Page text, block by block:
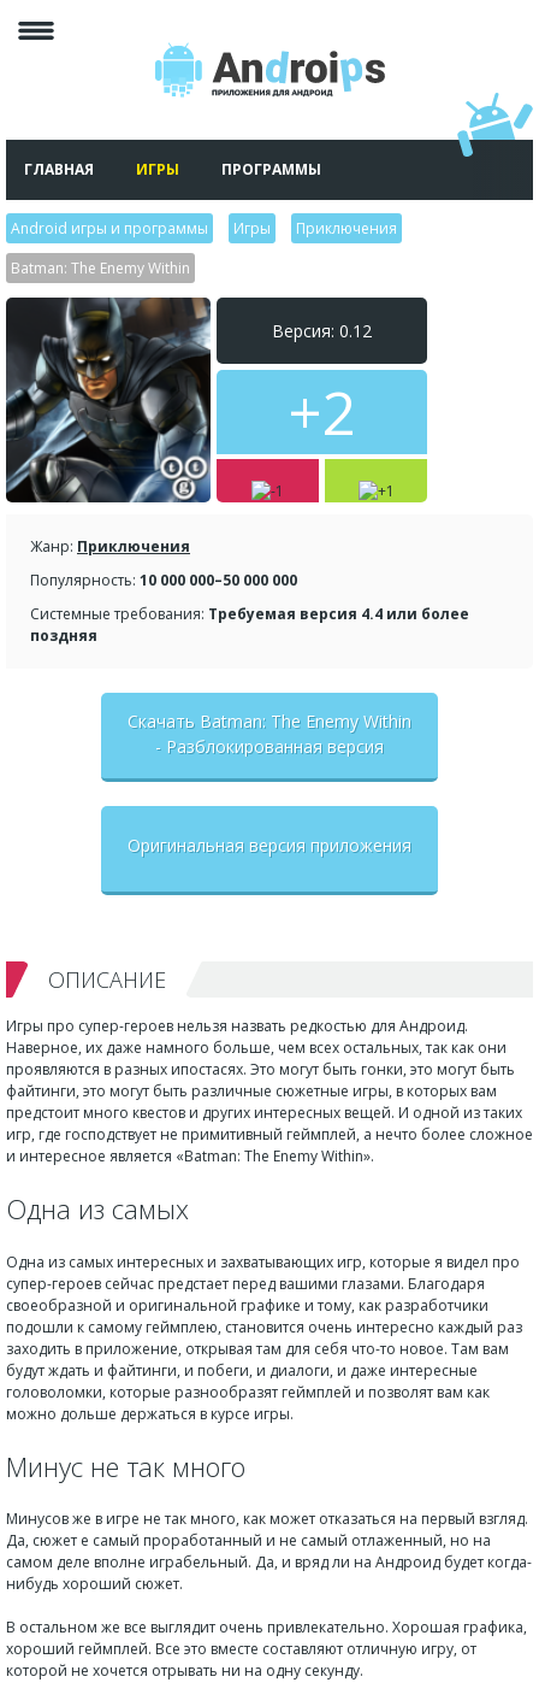
ГЛАВНАЯ ИГРЫ ПРОГРАММЫ
Android игры и программы Игры Приключения
Batman: The Enemy Within
Версия: 0.12
+2
Жанр: Приключения
Популярность: 10 000 000–50 000 000
Системные требования: Требуемая версия 4.4 или более
поздняя
Скачать Batman: The Enemy Within
- Разблокированная версия
Оригинальная версия приложения
ОПИСАНИЕ
Игры про супер-героев нельзя назвать редкостью для Андроид.
Наверное, их даже намного больше, чем всех остальных, так как они
проявляются в разных ипостасях. Это могут быть гонки, это могут быть
файтинги, это могут быть различные сюжетные игры, в которых вам
предстоит много квестов и других интересных вещей. И одной из таких
игр, где господствует не примитивный геймплей, а нечто более сложное
и интересное является «Batman: The Enemy Within».
Одна из самых
Одна из самых интересных и захватывающих игр, которые я видел про
супер-героев сейчас предстает перед вашими глазами. Благодаря
своеобразной и оригинальной графике и тому, как разработчики
подошли к самому геймплею, становится очень интересно каждый раз
заходить в приложение, открывая там для себя что-то новое. Там вам
будут ждать и файтинги, и побеги, и диалоги, и даже интересные
головоломки, которые разнообразят геймплей и позволят вам как
можно дольше держаться в курсе игры.
Минус не так много
Минусов же в игре не так много, как может отказаться на первый взгляд.
Да, сюжет е самый проработанный и не самый отлаженный, но на
самом деле вполне играбельный. Да, и вряд ли на Андроид будет когда-
нибудь хороший сюжет.
В остальном же все выглядит очень привлекательно. Хорошая графика,
хороший геймплей. Все это вместе составляют отличную игру, от
которой не хочется отрывать ни на одну секунду.